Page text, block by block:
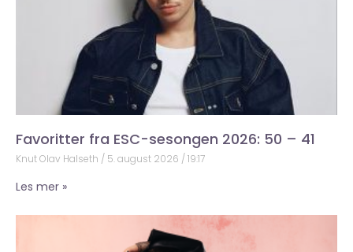
Favoritter fra ESC-sesongen 2026: 50 – 41
Knut Olav Halseth 5. august 2026 19:17
Les mer »